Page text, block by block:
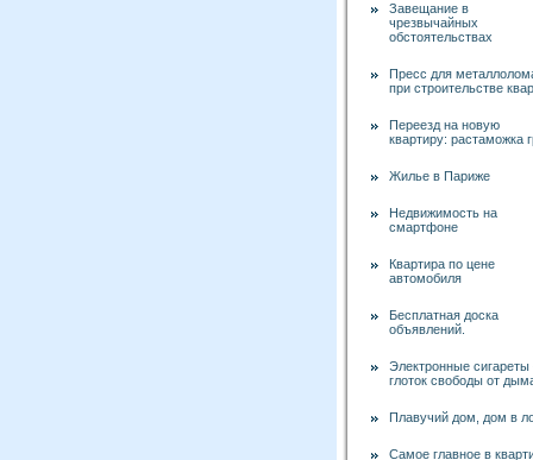
Завещание в
чрезвычайных
обстоятельствах
Пресс для
при строительстве
Переезд на новую
квартиру: растаможка
Жилье в Париже
Недвижимость на
смартфоне
Квартира по цене
автомобиля
Бесплатная доска
объявлений.
Электронные сигареты
глоток свободы от
Плавучий дом, дом в
Самое главное в